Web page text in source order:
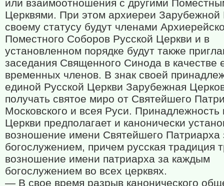
или взаимоотношения с другими
Церквями. При этом архиереи Зарубежной
своему статусу будут членами
Поместного Соборов Русской Церкви и в
установленном порядке будут также
заседания Священного Синода в качестве
временных членов. В знак своей
единой Русской Церкви Зарубежная
получать святое миро от Святейшего
Московского и всея Руси. Принадлежность
Церкви предполагает и канонически
возношение имени Святейшего Патриарха
богослужением, причем русская традиция
возношение имени патриарха за каждым
богослужением во всех церквях.
— В свое время разрыв канонического